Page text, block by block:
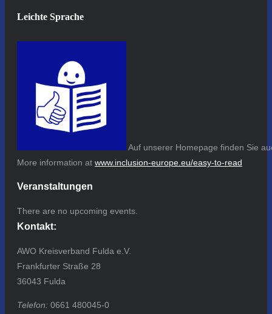
Leichte Sprache
Auf unserer Homepage finden Sie
More information at www.inclusion-europe.eu/easy-to-read
Veranstaltungen
There are no upcoming events.
Kontakt:
AWO Kreisverband Fulda e.V.
Frankfurter Straße 28
36043 Fulda
Telefon: 0661 480045-0